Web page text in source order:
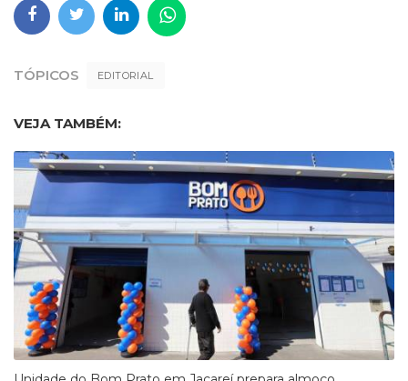
TÓPICOS EDITORIAL
VEJA TAMBÉM: